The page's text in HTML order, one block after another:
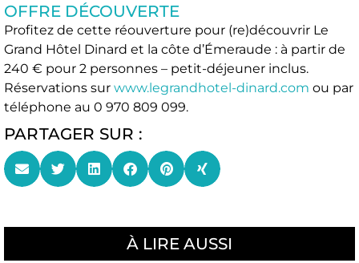
OFFRE DÉCOUVERTE
Profitez de cette réouverture pour (re)découvrir Le
Grand Hôtel Dinard et la côte d’Émeraude : à partir de
240 € pour 2 personnes – petit-déjeuner inclus.
Réservations sur www.legrandhotel-dinard.com ou par
téléphone au 0 970 809 099.
PARTAGER SUR :
À LIRE AUSSI